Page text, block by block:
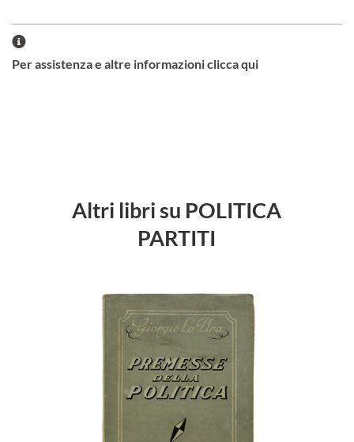
Per assistenza e altre informazioni clicca qui
Altri libri su POLITICA
PARTITI